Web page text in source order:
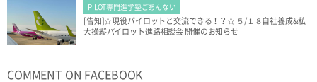
PILOT専門進学塾ごあんない
[告知]☆現役パイロットと交流できる！？☆ ５/１８自社養成&私
大操縦パイロット進路相談会 開催のお知らせ
COMMENT ON FACEBOOK